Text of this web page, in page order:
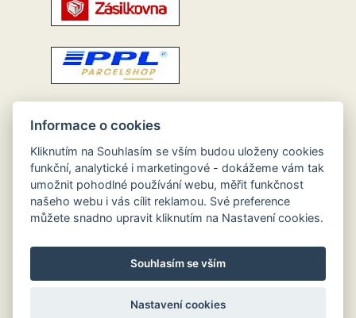
Informace o cookies
Kliknutím na Souhlasím se vším budou uloženy cookies
funkční, analytické i marketingové - dokážeme vám tak
umožnit pohodlné používání webu, měřit funkčnost
našeho webu i vás cílit reklamou. Své preference
můžete snadno upravit kliknutím na Nastavení cookies.
Souhlasím se vším
Nastavení cookies